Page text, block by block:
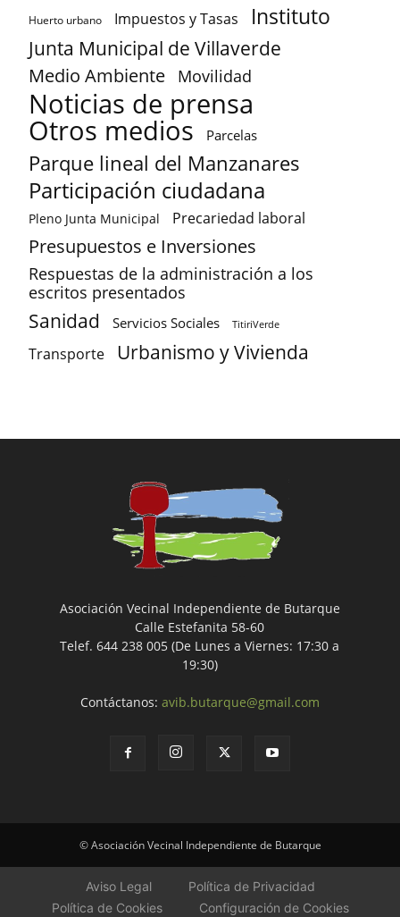
Huerto urbano Impuestos y Tasas Instituto
Junta Municipal de Villaverde
Medio Ambiente Movilidad
Noticias de prensa
Otros medios Parcelas
Parque lineal del Manzanares
Participación ciudadana
Pleno Junta Municipal Precariedad laboral
Presupuestos e Inversiones
Respuestas de la administración a los
escritos presentados
Sanidad Servicios Sociales TitiriVerde
Transporte Urbanismo y Vivienda
Asociación Vecinal Independiente de Butarque
Calle Estefanita 58-60
Telef. 644 238 005 (De Lunes a Viernes: 17:30 a
19:30)
Contáctanos: avib.butarque@gmail.com
© Asociación Vecinal Independiente de Butarque
Aviso Legal
Política de Privacidad
Política de Cookies
Configuración de Cookies